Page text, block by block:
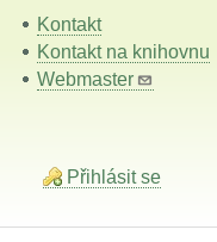
Kontakt
Kontakt na knihovnu
Webmaster
Přihlásit se